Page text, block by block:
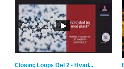
Closing Loops Del 2 - Hvad...